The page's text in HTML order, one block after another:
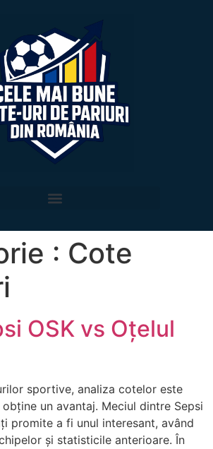
: Cote
OSK vs Oțelul
sportive, analiza cotelor este
un avantaj. Meciul dintre Sepsi
promite a fi unul interesant, având
și statisticile anterioare. În